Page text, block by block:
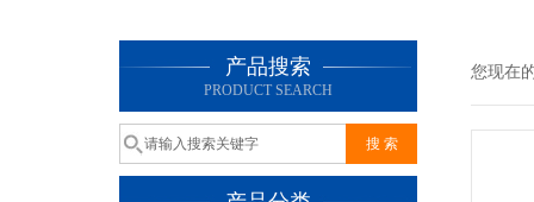
产品搜索
PRODUCT SEARCH
您现在